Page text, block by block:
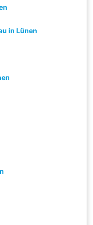
in Lünen